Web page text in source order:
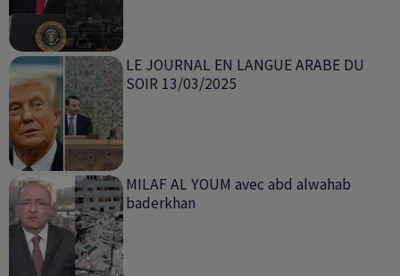
LE JOURNAL EN LANGUE ARABE DU
SOIR 13/03/2025
MILAF AL YOUM avec abd alwahab
baderkhan